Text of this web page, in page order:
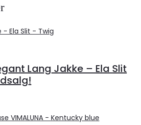
Lang Jakke – Ela Slit